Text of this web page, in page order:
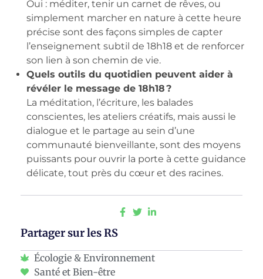
Oui : méditer, tenir un carnet de rêves, ou
simplement marcher en nature à cette heure
précise sont des façons simples de capter
l’enseignement subtil de 18h18 et de renforcer
son lien à son chemin de vie.
Quels outils du quotidien peuvent aider à
révéler le message de 18h18 ?
La méditation, l’écriture, les balades
conscientes, les ateliers créatifs, mais aussi le
dialogue et le partage au sein d’une
communauté bienveillante, sont des moyens
puissants pour ouvrir la porte à cette guidance
délicate, tout près du cœur et des racines.
Partager sur les RS
Écologie & Environnement
Santé et Bien-être